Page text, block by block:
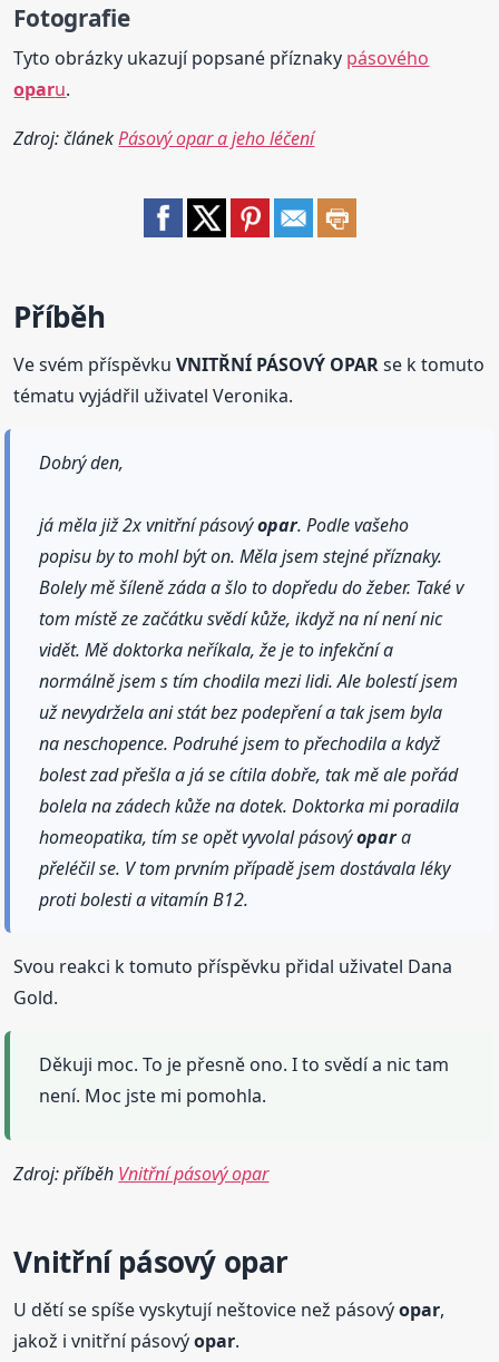
Fotografie
Tyto obrázky ukazují popsané příznaky pásového
oparu.
Zdroj: článekPásový opar a jeho léčení
Příběh
Ve svém příspěvkuVNITŘNÍ PÁSOVÝ OPARse k tomuto
tématu vyjádřil uživatel Veronika.
Dobrý den,
já měla již 2x vnitřní pásovýopar. Podle vašeho
popisu by to mohl být on. Měla jsem stejné příznaky.
Bolely mě šíleně záda a šlo to dopředu do žeber. Také v
tom místě ze začátku svědí kůže, ikdyž na ní není nic
vidět. Mě doktorka neříkala, že je to infekční a
normálně jsem s tím chodila mezi lidi. Ale bolestí jsem
už nevydržela ani stát bez podepření a tak jsem byla
na neschopence. Podruhé jsem to přechodila a když
bolest zad přešla a já se cítila dobře, tak mě ale pořád
bolela na zádech kůže na dotek. Doktorka mi poradila
homeopatika, tím se opět vyvolal pásovýopara
přeléčil se. V tom prvním případě jsem dostávala léky
proti bolesti a vitamín B12.
Svou reakci k tomuto příspěvku přidal uživatel Dana
Gold.
Děkuji moc. To je přesně ono. I to svědí a nic tam
není. Moc jste mi pomohla.
Zdroj: příběh Vnitřní pásový opar
Vnitřní pásový opar
U dětí se spíše vyskytují neštovice než pásovýopar,
jakož i vnitřní pásovýopar.